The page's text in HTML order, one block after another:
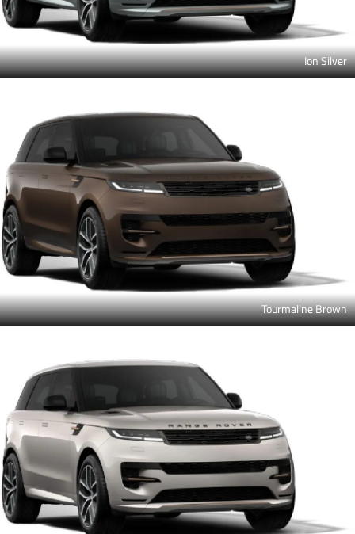
Ion Silver
Tourmaline Brown